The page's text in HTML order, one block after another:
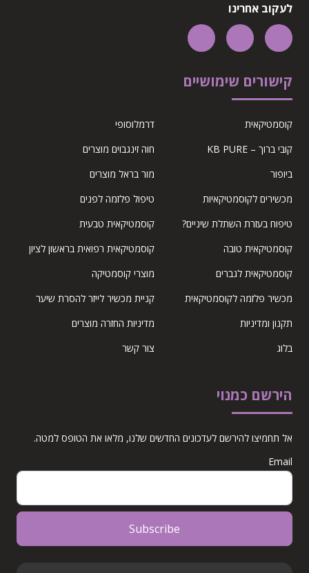
לעקוב אחרינו
קישורים שימושיים
קוסמטיקאית
דרמלוסופי
קובי ברוך – KB PURE
חוה זינגבוים מוצרים
ביופור
מור בראל מוצרים
מכשירים לקוסמטיקאיות
טיפול פלזמה לפנים
טיפוח בעזרת השתלת שיניים?
קוסמטיקאית טבעית
קוסמטיקאית טובה
קוסמטיקאית רפואית בראשון לציון
קוסמטיקאית לגברים
מוצרי קוסמטיקה
מכשיר פלזמה לקוסמטיקאית
קניית מכשיר לייזר להסרת שיער
תקנון ומדיניות
מדיניות החזרה מוצרים
בלוג
צור קשר
הירשם כמנוי
אל תחמיצו להירשם לעדכונים החדשים שלנו, מלאו את הטופס למטה.
Email